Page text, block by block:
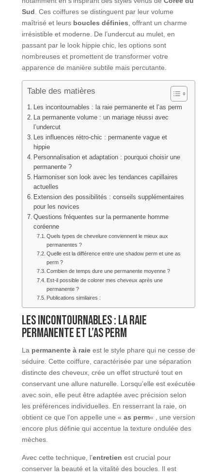
Sud . Ces coiffures se distinguent par leur volume
maîtrisé et leurs boucles définies , offrant un charme
irrésistible et moderne. De l’undercut au mulet, en
passant par le look hippie chic, les options sont
nombreuses et promettent de transformer votre
apparence de manière subtile mais percutante.
Table des matières
Les incontournables : la raie permanente et l’as perm
La permanente volume : un mariage réussi avec
l’undercut
Les influences rétro-chic : permanente vague et
hippie
Personnalisation et adaptation : pourquoi choisir une
permanente ?
Harmoniser son look avec les tendances capillaires
actuelles
Extension des possibilités : conseils supplémentaires
pour les novices
Questions fréquentes sur la permanente homme
coréenne
Quels types de chevelure conviennent le mieux aux
permanentes ?
Quelle est la différence entre une shadow perm et une as
perm ?
Combien de temps dure une permanente moyenne ?
Est-il possible de colorer mes cheveux après une
permanente ?
Publications similaires :
Les incontournables : la raie
permanente et l’as perm
La permanente à raieest le style phare qui ne cesse de
séduire. Cette coiffure, caractérisée par une séparation
distincte des cheveux, crée un effet structuré tout en
conservant une allure naturelle. Lorsqu’elle est exécutée
avec soin, elle peut être adaptée avec précision selon
les préférences individuelles. En resserrant la raie, on
obtient ce que l’on appelle une « as perm« , une version
encore plus définie qui accentue la texture ondulée des
mèches.
Avec cette technique, l’entretien est crucial pour
conserver la beauté et la vitalité des boucles. Il est